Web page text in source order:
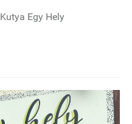
Kutya Egy Hely